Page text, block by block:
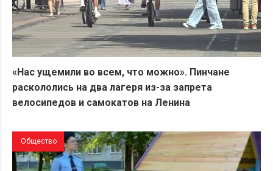
«Нас ущемили во всем, что можно». Пинчане
раскололись на два лагеря из-за запрета
велосипедов и самокатов на Ленина
Общество